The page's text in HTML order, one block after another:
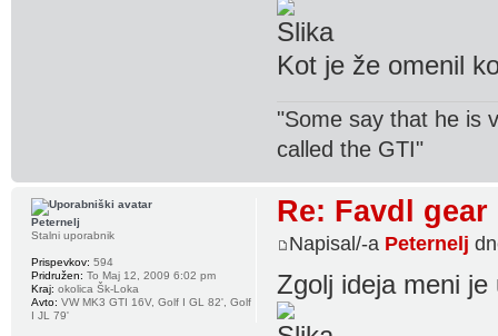
Kot je že omenil
"Some say that he is
called the GTI"
Re: Favdl
Napisal/-a Peternelj
Zgolj ideja meni je
Peternelj
Stalni uporabnik
Prispevkov: 594
Pridružen: To Maj 12, 2009 6:02 pm
Kraj: okolica Šk-Loka
Avto: VW MK3 GTI 16V, Golf I GL 82', Golf
I JL 79'